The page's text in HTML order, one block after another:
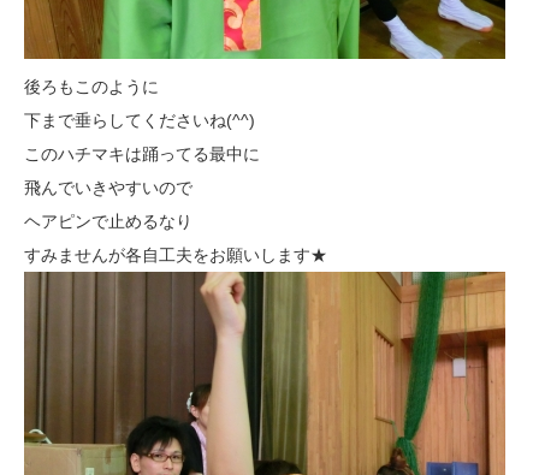
後ろもこのように
下まで垂らしてくださいね(^^)
このハチマキは踊ってる最中に
飛んでいきやすいので
ヘアピンで止めるなり
すみませんが各自工夫をお願いします★